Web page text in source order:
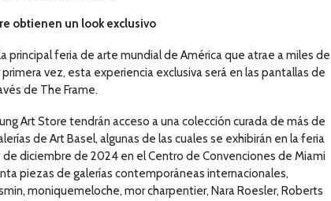
obtienen un look exclusivo
principal feria de arte mundial de América que atrae a miles de
vez, esta experiencia exclusiva será en las pantallas de
de The Frame.
Art Store tendrán acceso a una colección curada de más de
de Art Basel, algunas de las cuales se exhibirán en la feria
diciembre de 2024 en el Centro de Convenciones de Miami
piezas de galerías contemporáneas internacionales,
moniquemeloche, mor charpentier, Nara Roesler, Roberts